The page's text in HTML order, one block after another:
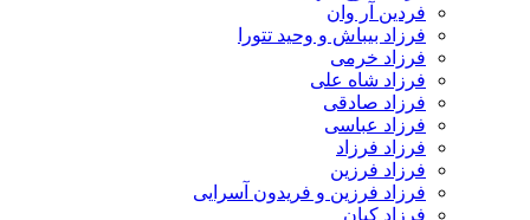
فردین آر وان
فرزاد بیباش و وحید تتورا
فرزاد خرمی
فرزاد شاه علی
فرزاد صادقی
فرزاد عباسی
فرزاد فرزاد
فرزاد فرزین
فرزاد فرزین و فریدون آسرایی
فرزاد کیان